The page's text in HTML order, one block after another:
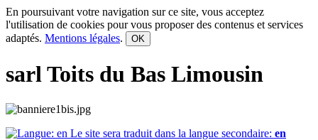
En poursuivant votre navigation sur ce site, vous acceptez
l'utilisation de cookies pour vous proposer des contenus et services
adaptés. Mentions légales. OK
sarl Toits du Bas Limousin
Le site sera traduit dans la langue secondaire: en